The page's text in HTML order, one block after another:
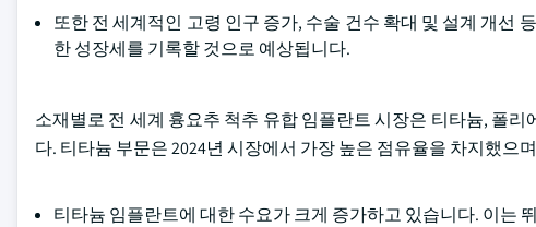
또한 전 세계적인 고령 인구 증가, 수술 건수 확대 및 설계 개선
한 성장세를 기록할 것으로 예상됩니다.
소재별로 전 세계 흉요추 척추 유합 임플란트 시장은 티타늄, 폴
다. 티타늄 부문은 2024년 시장에서 가장 높은 점유율을 차지했으
티타늄 임플란트에 대한 수요가 크게 증가하고 있습니다. 이는